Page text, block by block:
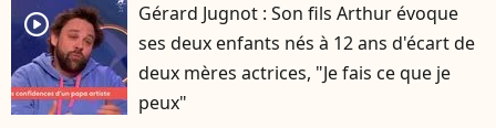
player2
Gérard Jugnot : Son fils Arthur évoque
ses deux enfants nés à 12 ans d'écart de
deux mères actrices, "Je fais ce que je
peux"